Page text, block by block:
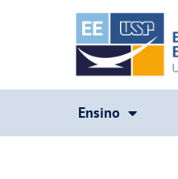
Ensino